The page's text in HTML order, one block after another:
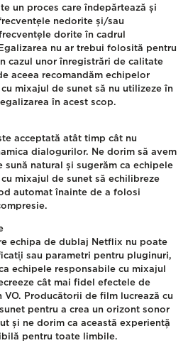
un proces care îndepărtează și
nedorite și/sau
dorite în cadrul
nu ar trebui folosită pentru
cazul unor înregistrări de calitate
aceea recomandăm echipelor
mixajul de sunet să nu utilizeze în
în acest scop.
acceptată atât timp cât nu
dialogurilor. Ne dorim să avem
sună natural și sugerăm ca echipele
mixajul de sunet să echilibreze
automat înainte de a folosi
echipa de dublaj Netflix nu poate
sau parametri pentru pluginuri,
echipele responsabile cu mixajul
cât mai fidel efectele de
VO. Producătorii de film lucrează cu
pentru a crea un orizont sonor
și ne dorim ca această experiență
pentru toate limbile.